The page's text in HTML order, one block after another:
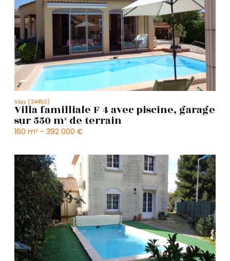
Vias (34450)
Villa familliale F 4 avec piscine, garage
sur 550 m² de terrain
160 m² - 392 000 €